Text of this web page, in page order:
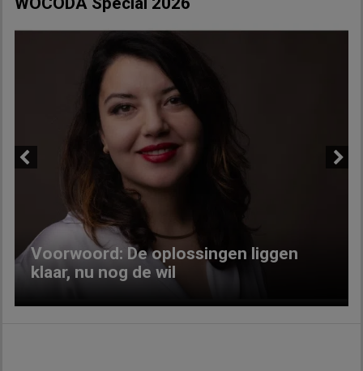
Voorwoord: De oplossingen liggen
klaar, nu nog de wil